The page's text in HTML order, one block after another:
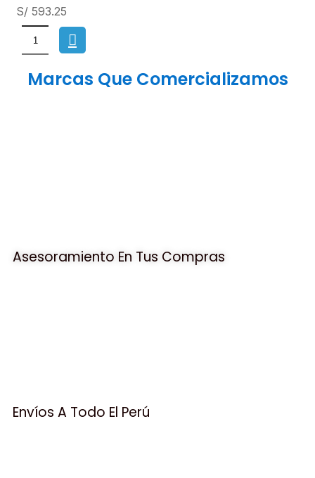
S/ 593.25
Marcas Que Comercializamos
Asesoramiento En Tus Compras
Envíos A Todo El Perú